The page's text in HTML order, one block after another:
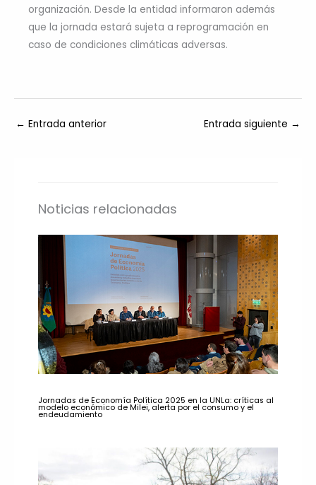
organización. Desde la entidad informaron además
que la jornada estará sujeta a reprogramación en
caso de condiciones climáticas adversas.
← Entrada anterior Entrada siguiente →
Noticias relacionadas
Jornadas de Economía Política 2025 en la UNLa: críticas al
modelo económico de Milei, alerta por el consumo y el
endeudamiento